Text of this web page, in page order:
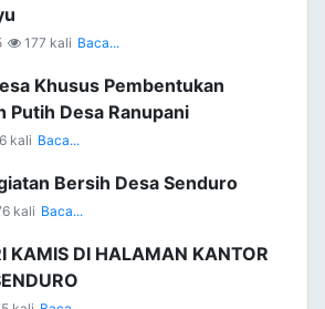
177 kali Baca...
Khusus Pembentukan
Putih Desa Ranupani
kali Baca...
Bersih Desa Senduro
kali Baca...
KAMIS DI HALAMAN KANTOR